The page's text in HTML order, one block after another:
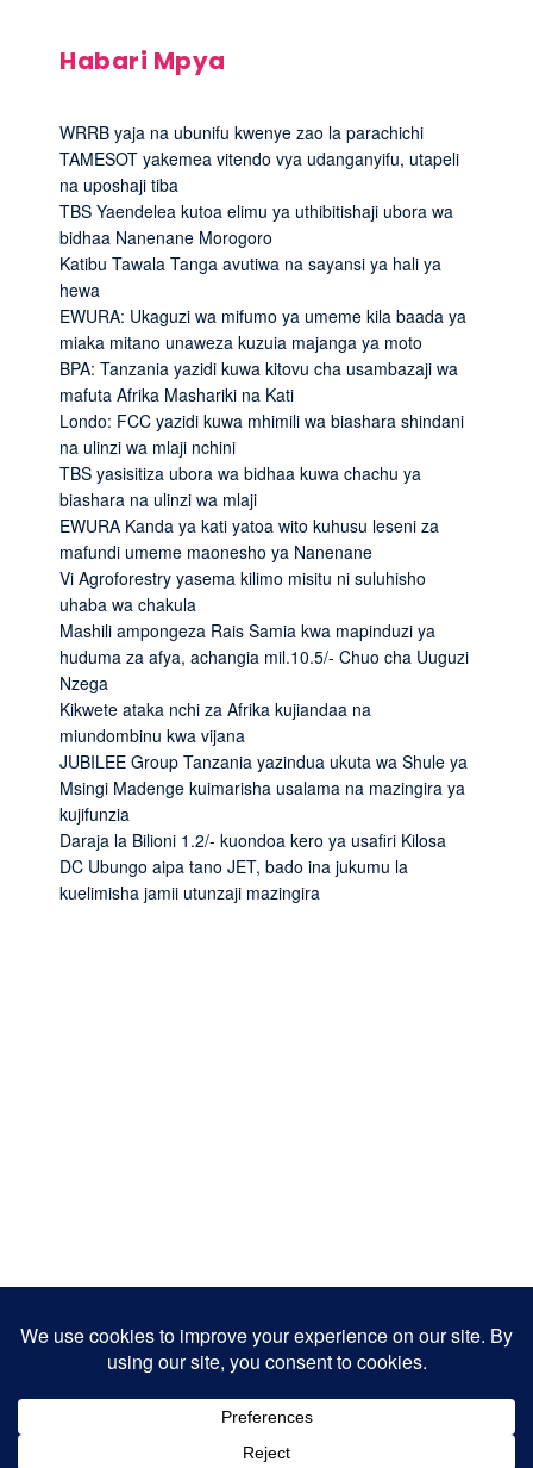
Habari Mpya
WRRB yaja na ubunifu kwenye zao la parachichi
TAMESOT yakemea vitendo vya udanganyifu, utapeli
na uposhaji tiba
TBS Yaendelea kutoa elimu ya uthibitishaji ubora wa
bidhaa Nanenane Morogoro
Katibu Tawala Tanga avutiwa na sayansi ya hali ya
hewa
EWURA: Ukaguzi wa mifumo ya umeme kila baada ya
miaka mitano unaweza kuzuia majanga ya moto
BPA: Tanzania yazidi kuwa kitovu cha usambazaji wa
mafuta Afrika Mashariki na Kati
Londo: FCC yazidi kuwa mhimili wa biashara shindani
na ulinzi wa mlaji nchini
TBS yasisitiza ubora wa bidhaa kuwa chachu ya
biashara na ulinzi wa mlaji
EWURA Kanda ya kati yatoa wito kuhusu leseni za
mafundi umeme maonesho ya Nanenane
Vi Agroforestry yasema kilimo misitu ni suluhisho
uhaba wa chakula
Mashili ampongeza Rais Samia kwa mapinduzi ya
huduma za afya, achangia mil.10.5/- Chuo cha Uuguzi
Nzega
Kikwete ataka nchi za Afrika kujiandaa na
miundombinu kwa vijana
JUBILEE Group Tanzania yazindua ukuta wa Shule ya
Msingi Madenge kuimarisha usalama na mazingira ya
kujifunzia
Daraja la Bilioni 1.2/- kuondoa kero ya usafiri Kilosa
DC Ubungo aipa tano JET, bado ina jukumu la
kuelimisha jamii utunzaji mazingira